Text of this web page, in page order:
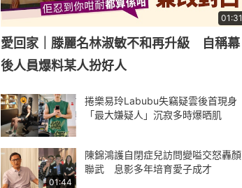
01:31
愛回家｜滕麗名林淑敏不和再升級 自稱幕
後人員爆料某人扮好人
捲樂易玲Labubu失竊疑雲後首現身
「最大嫌疑人」沉寂多時爆晒肌
01:44
陳錦鴻護自閉症兒訪問變嗌交怒轟顏
聯武 息影多年培育愛子成才